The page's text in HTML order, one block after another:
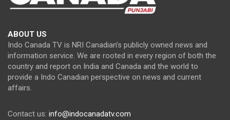
ABOUT US
Indo Canada TV is NRI Canadian’s publicly owned news and
information service. We are rooted in every region of both the
country and report on India and Canada and the world to
provide a Indo Canadian perspective on news and current
affairs.
Contact us: info@indocanadatv.com